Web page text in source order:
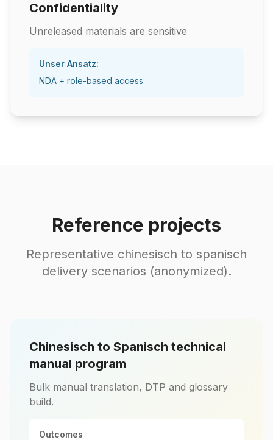
Confidentiality
Unreleased materials are sensitive
Unser Ansatz:
NDA + role-based access
Reference projects
Representative chinesisch to spanisch
delivery scenarios (anonymized).
Chinesisch to Spanisch technical
manual program
Bulk manual translation, DTP and glossary
build.
Outcomes